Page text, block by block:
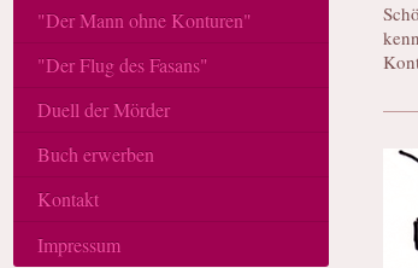
"Der Mann ohne Konturen"
"Der Flug des Fasans"
Duell der Mörder
Buch erwerben
Kontakt
Impressum